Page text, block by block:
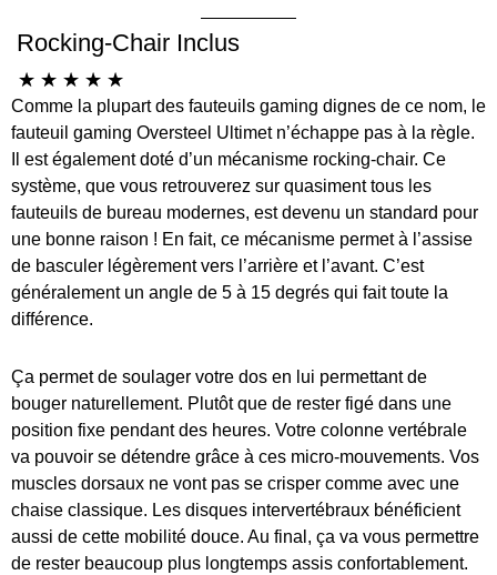
Rocking-Chair Inclus
☆ ☆ ☆ ☆ ☆
Comme la plupart des fauteuils gaming dignes de ce nom, le
fauteuil gaming Oversteel Ultimet n’échappe pas à la règle.
Il est également doté d’un mécanisme rocking-chair. Ce
système, que vous retrouverez sur quasiment tous les
fauteuils de bureau modernes, est devenu un standard pour
une bonne raison ! En fait, ce mécanisme permet à l’assise
de basculer légèrement vers l’arrière et l’avant. C’est
généralement un angle de 5 à 15 degrés qui fait toute la
différence.
Ça permet de soulager votre dos en lui permettant de
bouger naturellement. Plutôt que de rester figé dans une
position fixe pendant des heures. Votre colonne vertébrale
va pouvoir se détendre grâce à ces micro-mouvements. Vos
muscles dorsaux ne vont pas se crisper comme avec une
chaise classique. Les disques intervertébraux bénéficient
aussi de cette mobilité douce. Au final, ça va vous permettre
de rester beaucoup plus longtemps assis confortablement.